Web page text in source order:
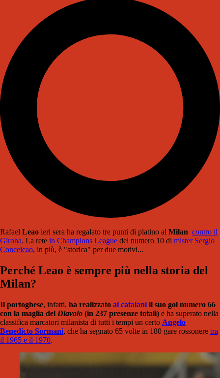
Rafael Leao ieri sera ha regalato tre punti di platino al Milan contro il
Girona. La rete in Champions League del numero 10 di mister Sergio
Conceicao, in più, è "storica" per due motivi...
Perché Leao è sempre più nella storia del
Milan?
Il portoghese, infatti, ha realizzato ai catalani il suo gol numero 66
con la maglia del Diavolo (in 237 presenze totali) e ha superato nella
classifica marcatori milanista di tutti i tempi un certo Angelo
Benedicto Sormani, che ha segnato 65 volte in 180 gare rossonere tra
il 1965 e il 1970.